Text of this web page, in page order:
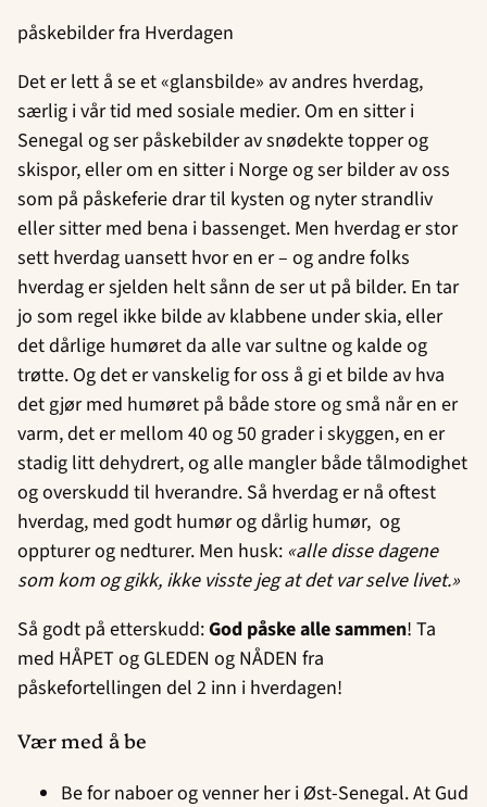
påskebilder fra Hverdagen
Det er lett å se et «glansbilde» av andres hverdag,
særlig i vår tid med sosiale medier. Om en sitter i
Senegal og ser påskebilder av snødekte topper og
skispor, eller om en sitter i Norge og ser bilder av oss
som på påskeferie drar til kysten og nyter strandliv
eller sitter med bena i bassenget. Men hverdag er stor
sett hverdag uansett hvor en er – og andre folks
hverdag er sjelden helt sånn de ser ut på bilder. En tar
jo som regel ikke bilde av klabbene under skia, eller
det dårlige humøret da alle var sultne og kalde og
trøtte. Og det er vanskelig for oss å gi et bilde av hva
det gjør med humøret på både store og små når en er
varm, det er mellom 40 og 50 grader i skyggen, en er
stadig litt dehydrert, og alle mangler både tålmodighet
og overskudd til hverandre. Så hverdag er nå oftest
hverdag, med godt humør og dårlig humør, og
oppturer og nedturer. Men husk: «alle disse dagene
som kom og gikk, ikke visste jeg at det var selve livet.»
Så godt på etterskudd:God påske alle sammen! Ta
med HÅPET og GLEDEN og NÅDEN fra
påskefortellingen del 2 inn i hverdagen!
Vær med å be
Be for naboer og venner her i Øst-Senegal. At Gud